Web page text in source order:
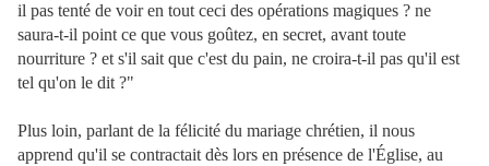
il pas tenté de voir en tout ceci des opérations magiques ? ne
saura-t-il point ce que vous goûtez, en secret, avant toute
nourriture ? et s'il sait que c'est du pain, ne croira-t-il pas qu'il est
tel qu'on le dit ?"
Plus loin, parlant de la félicité du mariage chrétien, il nous
apprend qu'il se contractait dès lors en présence de l'Église, au